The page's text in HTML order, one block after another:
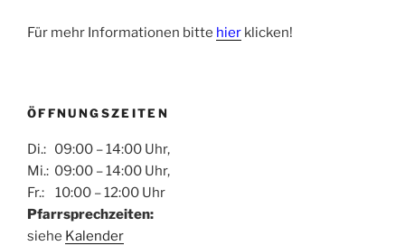
Für mehr Informationen bitte hier klicken!
ÖFFNUNGSZEITEN
Di.: 09:00 – 14:00 Uhr,
Mi.: 09:00 – 14:00 Uhr,
Fr.: 10:00 – 12:00 Uhr
Pfarrsprechzeiten:
siehe Kalender